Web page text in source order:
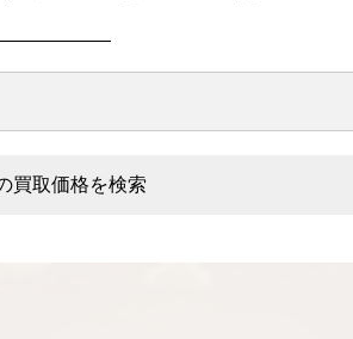
ップしています
買取価格を検索